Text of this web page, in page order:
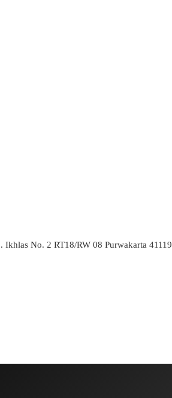
Ikhlas No. 2 RT18/RW 08 Purwakarta 41119